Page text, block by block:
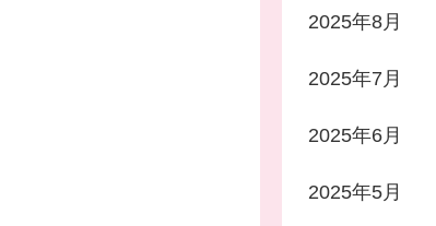
2025年8月
2025年7月
2025年6月
2025年5月